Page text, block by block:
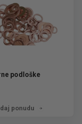
podloške
ponudu